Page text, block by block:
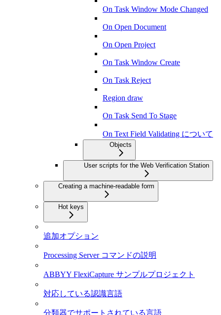
On Task Window Mode Changed
On Open Document
On Open Project
On Task Window Create
On Task Reject
Region draw
On Task Send To Stage
On Text Field Validating について
Objects
User scripts for the Web Verification Station
Creating a machine-readable form
Hot keys
追加オプション
Processing Server コマンドの説明
ABBYY FlexiCapture サンプルプロジェクト
対応している認識言語
分類器でサポートされている言語